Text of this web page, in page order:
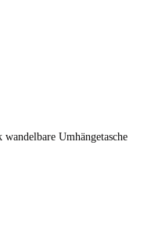
Umhängetasche